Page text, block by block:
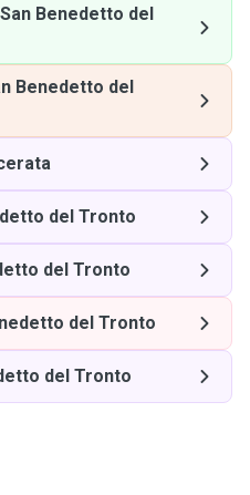
San Benedetto del
Benedetto del
del Tronto
del Tronto
del Tronto
del Tronto